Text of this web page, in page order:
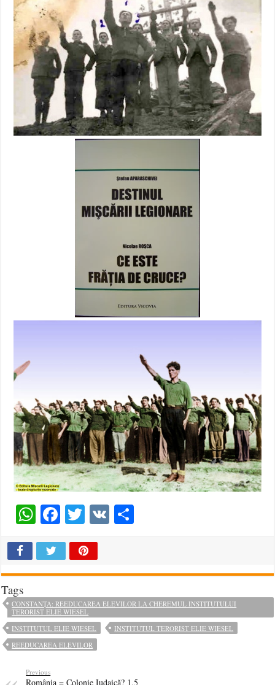
WhatsApp
Facebook
Twitter
VK
Tags
CONSTANȚA: REEDUCAREA ELEVILOR LA CHEREMUL INSTITUTULUI
TERORIST ELIE WIESEL
INSTITUTUL ELIE WIESEL
INSTITUTUL TERORIST ELIE WIESEL
REEDUCAREA ELEVILOR
Previous
România = Colonie Iudaică? 1,5